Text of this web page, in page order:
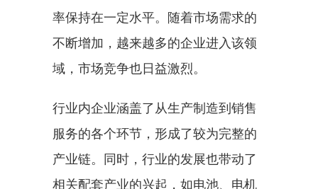
率保持在一定水平。随着市场需求的
不断增加，越来越多的企业进入该领
域，市场竞争也日益激烈。
行业内企业涵盖了从生产制造到销售
服务的各个环节，形成了较为完整的
产业链。同时，行业的发展也带动了
相关配套产业的兴起，如电池、电机